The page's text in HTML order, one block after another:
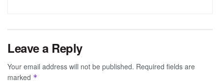
Leave a Reply
Your email address will not be published. Required fields are
marked *